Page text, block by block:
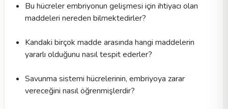
Bu hücreler embriyonun gelişmesi için ihtiyacı olan
maddeleri nereden bilmektedirler?
Kandaki birçok madde arasında hangi maddelerin
yararlı olduğunu nasıl tespit ederler?
Savunma sistemi hücrelerinin, embriyoya zarar
vereceğini nasıl öğrenmişlerdir?